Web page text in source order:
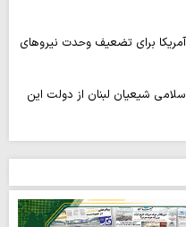
برای تضعیف وحدت نیروهای
شیعیان لبنان از دولت این